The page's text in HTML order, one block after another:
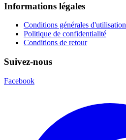
Informations légales
Conditions générales d'utilisation
Politique de confidentialité
Conditions de retour
Suivez-nous
Facebook